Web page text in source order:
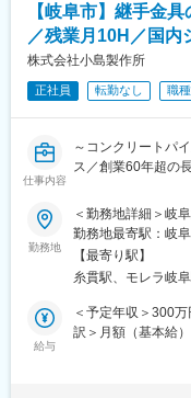
・社内システムか
に基づき検査品を
◇ISO関連業務
年間スケジュール
作成や、社内標準
配属先での研修を
していただきます
などの実施もござ
■働きやすい環境：
完全週休2日制／土
生など、長期腰を
■当社の特徴・強み
【岐阜市】継手金
／残業月10H／国内
株式会社小島製作所
正社員 転勤なし 職
仕事内容
～コンクリートパ
ス／創業60年超の
■業務内容：
自社製造設備の製
パイル用継手金具
す。
＜具体的には＞
・新製品の立案、
術・品質の確認）
勤務地
＜勤務地詳細＞岐
勤務地最寄駅：岐
屋内全面禁煙変更
【最寄り駅】
糸貫駅、モレラ岐
給与
＜予定年収＞300
訳＞月額（基本給